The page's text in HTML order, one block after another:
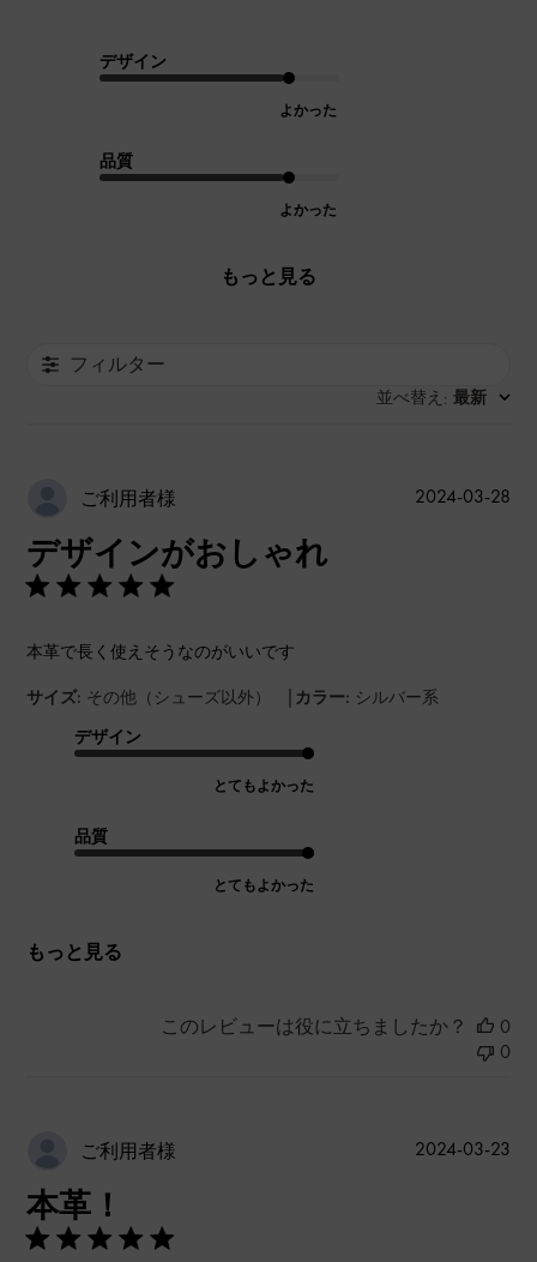
デザイン
よかった
品質
よかった
もっと見る
フィルター
並べ替え : 最新
ご利用者様
デザインがおしゃれ
本革で長く使えそうなのがいいです
サイズ: その他（シューズ以外） | カラー: シルバー系
デザイン
とてもよかった
品質
とてもよかった
もっと見る
公
2024-03-28
このレビューは役に立ちましたか？
0
0
ご利用者様
本革！
公
2024-03-23